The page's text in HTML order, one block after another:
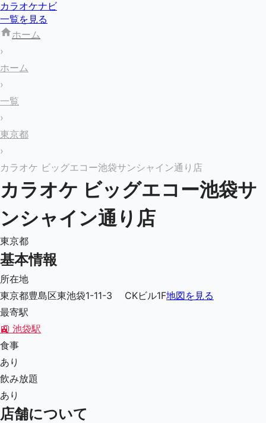
カラオケナビ
一覧を見る
ホーム
›
ホーム
›
一覧
›
東京都
›
カラオケ ビッグエコー池袋サンシャイン通り店
カラオケ ビッグエコー池袋サ
ンシャイン通り店
東京都
基本情報
所在地
東京都豊島区東池袋1-11-3 CKビル1F地図を見る
最寄駅
🚉 池袋駅
食事
あり
飲み放題
あり
店舗について